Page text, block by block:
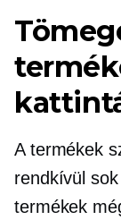
A termékek
rendkívül
termékek